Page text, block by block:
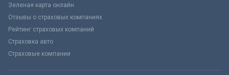
Зеленая карта онлайн
Отзывы о страховых компаниях
Рейтинг страховых компаний
Страховка авто
Страховые компании